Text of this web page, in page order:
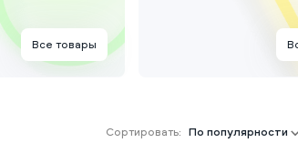
Все товары
Сортировать: По популярности